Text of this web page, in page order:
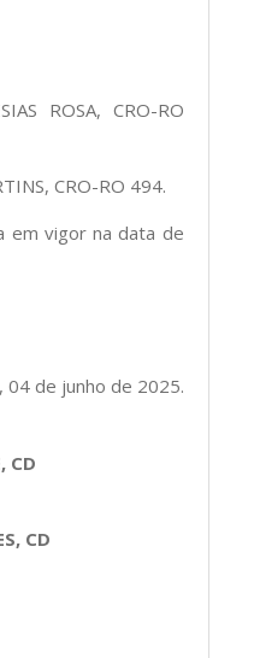
ROSA, CRO-RO
CRO-RO 494.
em vigor na data de
04 de junho de 2025.
CD
CD